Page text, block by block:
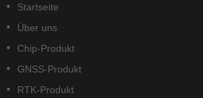
Startseite
Über uns
Chip-Produkt
GNSS-Produkt
RTK-Produkt